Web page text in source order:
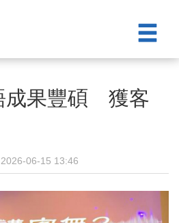
成果豐碩 獲客
2026-06-15 13:46